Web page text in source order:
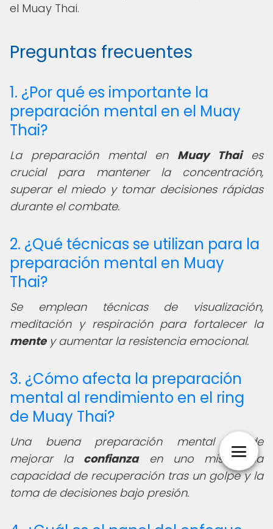
el Muay Thai.
Preguntas frecuentes
1. ¿Por qué es importante la
preparación mental en el Muay
Thai?
La preparación mental en Muay Thaies
crucial para mantener la concentración,
superar el miedo y tomar decisiones rápidas
durante el combate.
2. ¿Qué técnicas se utilizan para la
preparación mental en Muay
Thai?
Se emplean técnicas de visualización,
meditación y respiración para fortalecer la
mentey aumentar la resistencia emocional.
3. ¿Cómo afecta la preparación
mental al rendimiento en el ring
de Muay Thai?
Una buena preparación mental puede
mejorar la confianzaen uno mismo, la
capacidad de recuperación tras un golpe y la
toma de decisiones bajo presión.